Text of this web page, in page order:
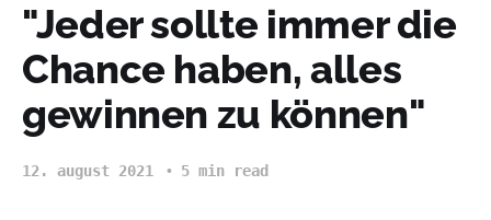
"Jeder sollte immer die
Chance haben, alles
gewinnen zu können"
12. august 2021 5 min read